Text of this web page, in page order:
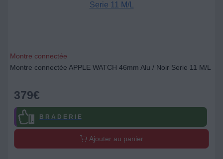
Montre connectée
Montre connectée APPLE WATCH 46mm Alu / Noir Serie 11 M/L
379€
B R A D E R I E
Ajouter au panier